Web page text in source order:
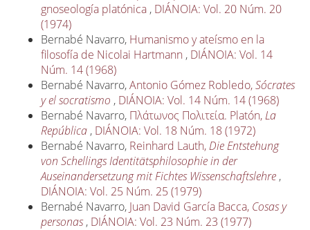
gnoseología platónica , DIÁNOIA: Vol. 20 Núm. 20
(1974)
Bernabé Navarro, Humanismo y ateísmo en la
filosofía de Nicolai Hartmann , DIÁNOIA: Vol. 14
Núm. 14 (1968)
Bernabé Navarro,Antonio Gómez Robledo,Sócrates
y el socratismo , DIÁNOIA: Vol. 14 Núm. 14 (1968)
Bernabé Navarro, Πλάτωνος Πολιτεία. Platón, La
República , DIÁNOIA: Vol. 18 Núm. 18 (1972)
Bernabé Navarro, Reinhard Lauth, Die Entstehung
von Schellings Identitätsphilosophie in der
Auseinandersetzung mit Fichtes Wissenschaftslehre ,
DIÁNOIA: Vol. 25 Núm. 25 (1979)
Bernabé Navarro, Juan David García Bacca, Cosas y
personas , DIÁNOIA: Vol. 23 Núm. 23 (1977)